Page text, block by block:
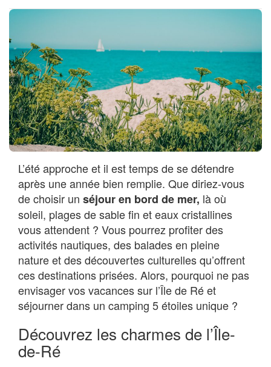
L’été approche et il est temps de se détendre
après une année bien remplie. Que diriez-vous
de choisir un séjour en bord de mer, là où
soleil, plages de sable fin et eaux cristallines
vous attendent ? Vous pourrez profiter des
activités nautiques, des balades en pleine
nature et des découvertes culturelles qu’offrent
ces destinations prisées. Alors, pourquoi ne pas
envisager vos vacances sur l’Île de Ré et
séjourner dans un camping 5 étoiles unique ?
Découvrez les charmes de l’Île-
de-Ré